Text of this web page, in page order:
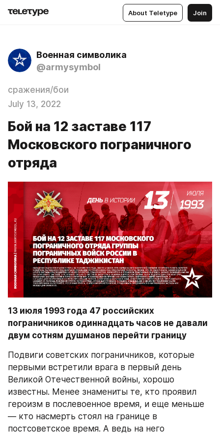
About Teletype Join
Военная символика
@armysymbol
сражения/бои
July 13, 2022
Бой на 12 заставе 117
Московского пограничного
отряда
13 июля 1993 года 47 российских
пограничников одиннадцать часов не давали
двум сотням душманов перейти границу
Подвиги советских пограничников, которые
первыми встретили врага в первый день
Великой Отечественной войны, хорошо
известны. Менее знамениты те, кто проявил
героизм в послевоенное время, и еще меньше
— кто насмерть стоял на границе в
постсоветское время. А ведь на него